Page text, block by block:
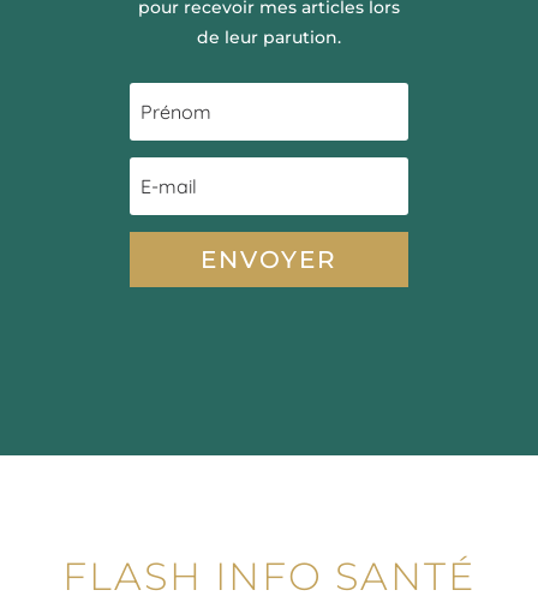
pour recevoir mes articles lors
de leur parution.
ENVOYER
FLASH INFO SANTÉ